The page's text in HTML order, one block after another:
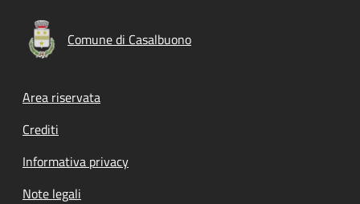
Comune di Casalbuono
Footer menu
Area riservata
Crediti
Informativa privacy
Note legali